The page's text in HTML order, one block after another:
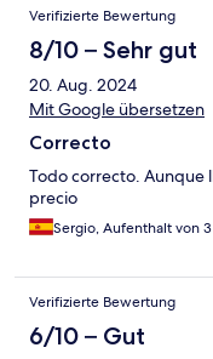
Verifizierte Bewertung
8/10 – Sehr gut
20. Aug. 2024
Mit Google übersetzen
Correcto
Todo correcto. Aunque
precio
Sergio, Aufenthalt von
Verifizierte Bewertung
6/10 – Gut